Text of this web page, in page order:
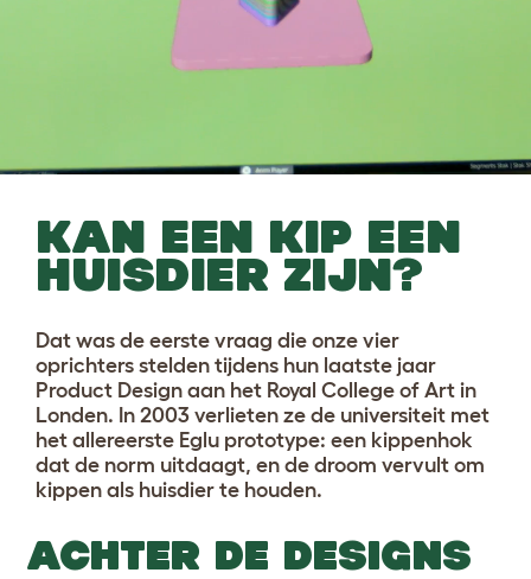
KAN EEN KIP EEN
HUISDIER ZIJN?
Dat was de eerste vraag die onze vier
oprichters stelden tijdens hun laatste jaar
Product Design aan het Royal College of Art in
Londen. In 2003 verlieten ze de universiteit met
het allereerste Eglu prototype: een kippenhok
dat de norm uitdaagt, en de droom vervult om
kippen als huisdier te houden.
ACHTER DE DESIGNS